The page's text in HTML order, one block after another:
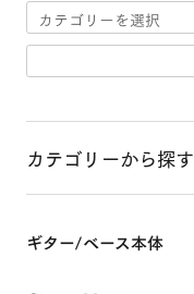
カテゴリーから探す
ギター/ベース本体